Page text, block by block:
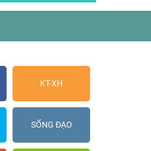
KT-XH
SỐNG ĐẠO